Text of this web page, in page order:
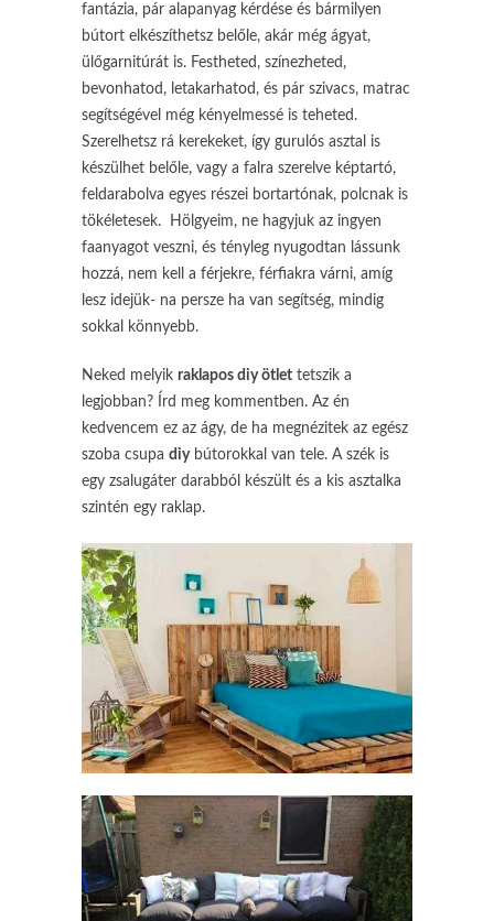
fantázia, pár alapanyag kérdése és bármilyen
bútort elkészíthetsz belőle, akár még ágyat,
ülőgarnitúrát is. Festheted, színezheted,
bevonhatod, letakarhatod, és pár szivacs, matrac
segítségével még kényelmessé is teheted.
Szerelhetsz rá kerekeket, így gurulós asztal is
készülhet belőle, vagy a falra szerelve képtartó,
feldarabolva egyes részei bortartónak, polcnak is
tökéletesek. Hölgyeim, ne hagyjuk az ingyen
faanyagot veszni, és tényleg nyugodtan lássunk
hozzá, nem kell a férjekre, férfiakra várni, amíg
lesz idejük- na persze ha van segítség, mindig
sokkal könnyebb.
Neked melyik raklapos diy ötlet tetszik a
legjobban? Írd meg kommentben. Az én
kedvencem ez az ágy, de ha megnézitek az egész
szoba csupa diybútorokkal van tele. A szék is
egy zsalugáter darabból készült és a kis asztalka
szintén egy raklap.